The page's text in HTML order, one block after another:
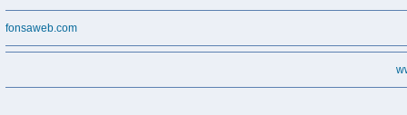
fonsaweb.com